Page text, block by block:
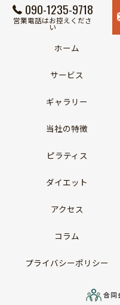
090-1235-9718
営業電話はお控えくださ
い
ホーム
サービス
ギャラリー
当社の特徴
ピラティス
ダイエット
アクセス
コラム
プライバシーポリシー